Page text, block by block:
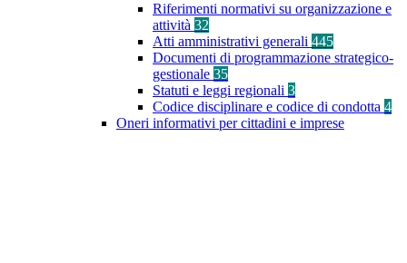
Riferimenti normativi su organizzazione e
attività 32
Atti amministrativi generali 445
Documenti di programmazione strategico-
gestionale 35
Statuti e leggi regionali 3
Codice disciplinare e codice di condotta 4
Oneri informativi per cittadini e imprese